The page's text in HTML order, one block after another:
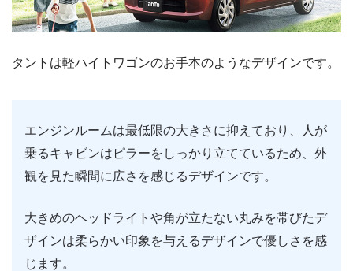
タントは軽ハイトワゴンのお手本のようなデザインです。
エンジンルームは最低限の大きさに抑えており、人が
乗るキャビンはピラーをしっかり立てているため、外
観を見た瞬間に広さを感じるデザインです。
大きめのヘッドライトや角が立たない丸みを帯びたデ
ザインは柔らかい印象を与えるデザインで優しさを感
じます。